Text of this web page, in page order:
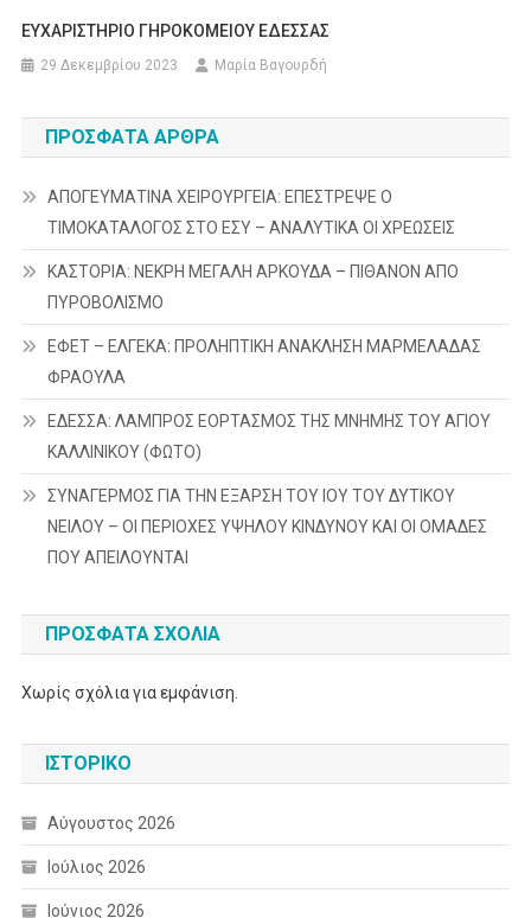
ΕΥΧΑΡΙΣΤΗΡΙΟ ΓΗΡΟΚΟΜΕΙΟΥ ΕΔΕΣΣΑΣ
29 Δεκεμβρίου 2023 Μαρία Βαγουρδή
ΠΡΌΣΦΑΤΑ ΆΡΘΡΑ
ΑΠΟΓΕΥΜΑΤΙΝΑ ΧΕΙΡΟΥΡΓΕΙΑ: ΕΠΕΣΤΡΕΨΕ Ο
ΤΙΜΟΚΑΤΑΛΟΓΟΣ ΣΤΟ ΕΣΥ – ΑΝΑΛΥΤΙΚΑ ΟΙ ΧΡΕΩΣΕΙΣ
ΚΑΣΤΟΡΙΑ: ΝΕΚΡΗ ΜΕΓΑΛΗ ΑΡΚΟΥΔΑ – ΠΙΘΑΝΟΝ ΑΠΟ
ΠΥΡΟΒΟΛΙΣΜΟ
ΕΦΕΤ – ΕΛΓΕΚΑ: ΠΡΟΛΗΠΤΙΚΗ ΑΝΑΚΛΗΣΗ ΜΑΡΜΕΛΑΔΑΣ
ΦΡΑΟΥΛΑ
ΕΔΕΣΣΑ: ΛΑΜΠΡΟΣ ΕΟΡΤΑΣΜΟΣ ΤΗΣ ΜΝΗΜΗΣ ΤΟΥ ΑΓΙΟΥ
ΚΑΛΛΙΝΙΚΟΥ (ΦΩΤΟ)
ΣΥΝΑΓΕΡΜΟΣ ΓΙΑ ΤΗΝ ΕΞΑΡΣΗ ΤΟΥ ΙΟΥ ΤΟΥ ΔΥΤΙΚΟΥ
ΝΕΙΛΟΥ – ΟΙ ΠΕΡΙΟΧΕΣ ΥΨΗΛΟΥ ΚΙΝΔΥΝΟΥ ΚΑΙ ΟΙ ΟΜΑΔΕΣ
ΠΟΥ ΑΠΕΙΛΟΥΝΤΑΙ
ΠΡΌΣΦΑΤΑ ΣΧΌΛΙΑ
Χωρίς σχόλια για εμφάνιση.
ΙΣΤΟΡΙΚΌ
Αύγουστος 2026
Ιούλιος 2026
Ιούνιος 2026